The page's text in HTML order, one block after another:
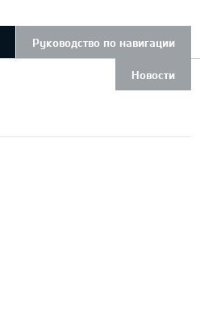
Руководство по навигации
Новости